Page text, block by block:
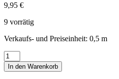
9,95 €
9 vorrätig
Verkaufs- und Preiseinheit: 0,5 m
Webstoff
messing
gestreift
In den Warenkorb